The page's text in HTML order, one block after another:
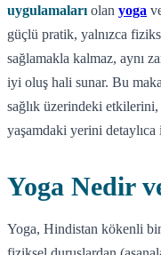
uygulamaları olan yoga
güçlü pratik, yalnızca
sağlamakla kalmaz, aynı
iyi oluş hali sunar. Bu
sağlık üzerindeki
yaşamdaki yerini detaylıca
Yoga Nedir
Yoga, Hindistan kökenli